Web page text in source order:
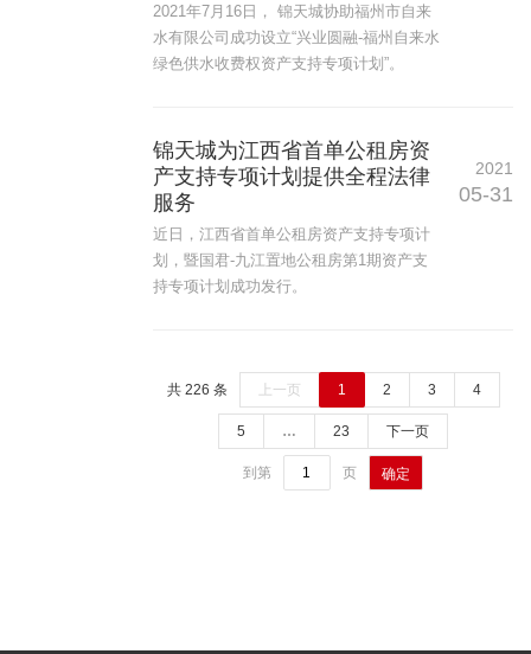
2021年7月16日， 锦天城协助福州市自来
水有限公司成功设立“兴业圆融-福州自来水
绿色供水收费权资产支持专项计划”。
锦天城为江西省首单公租房资
产支持专项计划提供全程法律
服务
近日，江西省首单公租房资产支持专项计
划，暨国君-九江置地公租房第1期资产支
持专项计划成功发行。
2021
05-31
共 226 条 上一页 1 2 3 4
5 … 23 下一页
到第 页 确定